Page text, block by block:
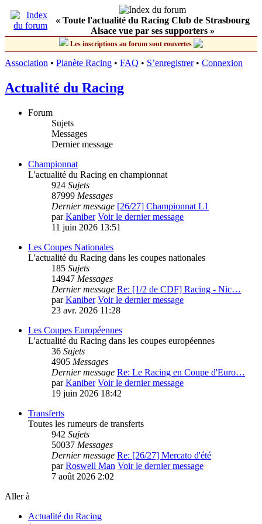
« Toute l'actualité du Racing Club de Strasbourg
Alsace vue par ses supporters »
Les inscriptions au forum sont rouvertes
Association • Planète Racing • FAQ • S’enregistrer• Connexion
Actualité du Racing
Forum
Sujets
Messages
Dernier message
Championnat
L'actualité du Racing en championnat
924 Sujets
87999 Messages
Dernier message [26/27] Championnat L1
parKaniber Voir le dernier message
11 juin 2026 13:51
Les Coupes Nationales
L'actualité du Racing dans les coupes nationales
185 Sujets
14947 Messages
Dernier message Re: [1/2 de CDF] Racing - Nic…
parKaniber Voir le dernier message
23 avr. 2026 11:28
Les Coupes Européennes
L'actualité du Racing dans les coupes européennes
36 Sujets
4905 Messages
Dernier message Re: Le Racing en Coupe d'Euro…
parKaniber Voir le dernier message
19 juin 2026 18:42
Transferts
Toutes les rumeurs de transferts
942 Sujets
50037 Messages
Dernier message Re: [26/27] Mercato d'été
parRoswell Man Voir le dernier message
7 août 2026 2:02
Aller à
Actualité du Racing